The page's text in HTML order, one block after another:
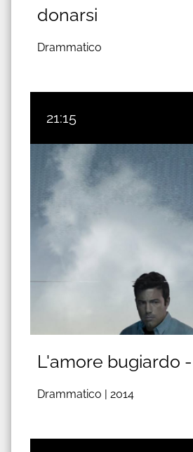
donarsi
Drammatico
21:15
L'amore bugiardo
Drammatico | 2014